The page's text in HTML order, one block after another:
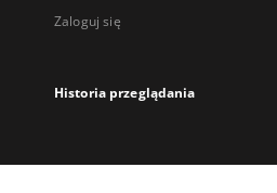
Zaloguj się
Historia przeglądania